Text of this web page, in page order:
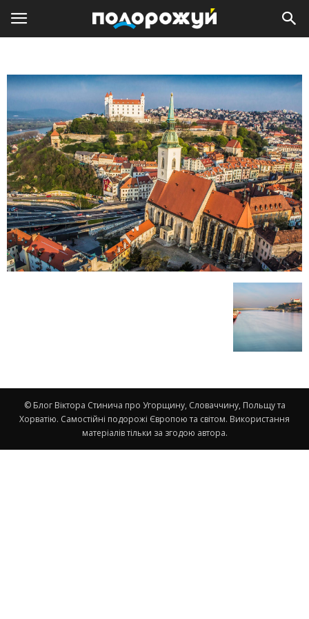
© Блог Віктора Стинича про Угорщину, Словаччину, Польщу та
Хорватію. Самостійні подорожі Європою та світом. Використання
матеріалів тільки за згодою автора.